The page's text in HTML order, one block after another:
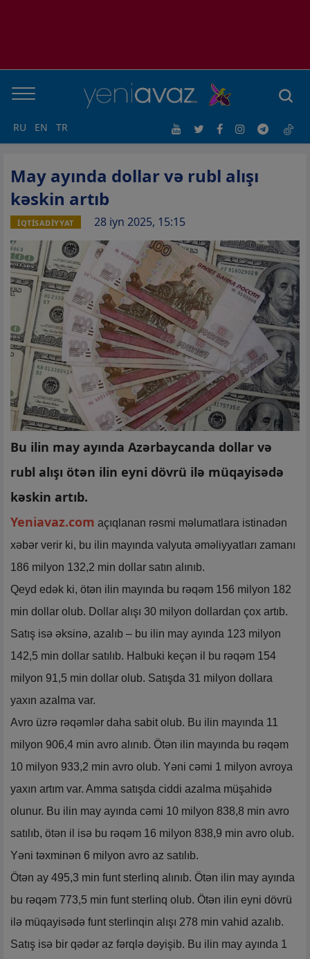
RU EN TR
May ayında dollar və rubl alışı
kəskin artıb
İQTİSADİYYAT 28 iyn 2025, 15:15
Bu ilin may ayında Azərbaycanda dollar və
rubl alışı ötən ilin eyni dövrü ilə müqayisədə
kəskin artıb.
Yeniavaz.com açıqlanan rəsmi məlumatlara istinadən
xəbər verir ki, bu ilin mayında valyuta əməliyyatları zamanı
186 milyon 132,2 min dollar satın alınıb.
Qeyd edək ki, ötən ilin mayında bu rəqəm 156 milyon 182
min dollar olub. Dollar alışı 30 milyon dollardan çox artıb.
Satış isə əksinə, azalıb – bu ilin may ayında 123 milyon
142,5 min dollar satılıb. Halbuki keçən il bu rəqəm 154
milyon 91,5 min dollar olub. Satışda 31 milyon dollara
yaxın azalma var.
Avro üzrə rəqəmlər daha sabit olub. Bu ilin mayında 11
milyon 906,4 min avro alınıb. Ötən ilin mayında bu rəqəm
10 milyon 933,2 min avro olub. Yəni cəmi 1 milyon avroya
yaxın artım var. Amma satışda ciddi azalma müşahidə
olunur. Bu ilin may ayında cəmi 10 milyon 838,8 min avro
satılıb, ötən il isə bu rəqəm 16 milyon 838,9 min avro olub.
Yəni təxminən 6 milyon avro az satılıb.
Ötən ay 495,3 min funt sterlinq alınıb. Ötən ilin may ayında
bu rəqəm 773,5 min funt sterlinq olub. Ötən ilin eyni dövrü
ilə müqayisədə funt sterlinqin alışı 278 min vahid azalıb.
Satış isə bir qədər az fərqlə dəyişib. Bu ilin may ayında 1